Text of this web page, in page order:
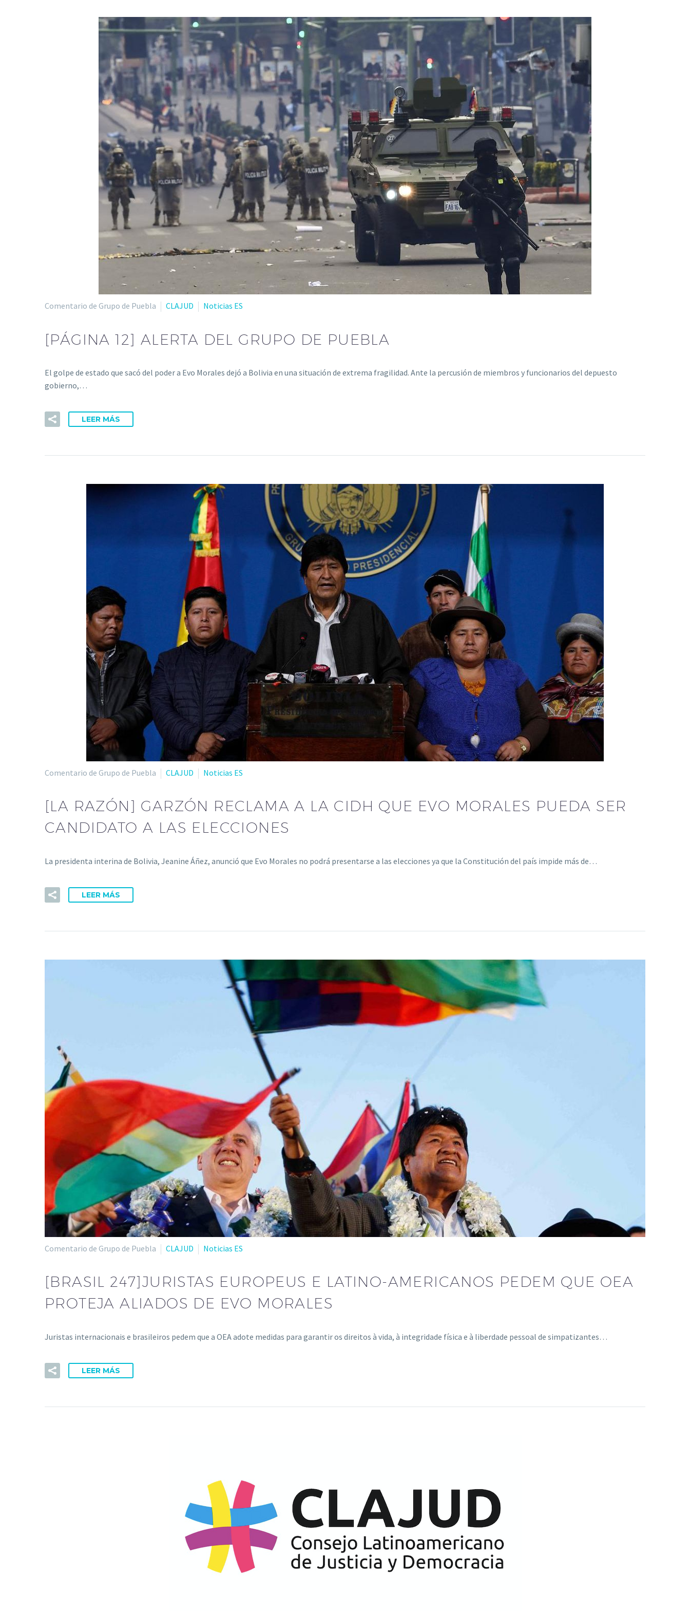
Comentario de Grupo de Puebla CLAJUD Noticias ES
[PÁGINA 12] ALERTA DEL GRUPO DE PUEBLA
El golpe de estado que sacó del poder a Evo Morales dejó a Bolivia en una situación de extrema fragilidad. Ante la percusión de miembros y funcionarios del depuesto
gobierno,…
LEER MÁS
Comentario de Grupo de Puebla CLAJUD Noticias ES
[LA RAZÓN] GARZÓN RECLAMA A LA CIDH QUE EVO MORALES PUEDA SER
CANDIDATO A LAS ELECCIONES
La presidenta interina de Bolivia, Jeanine Áñez, anunció que Evo Morales no podrá presentarse a las elecciones ya que la Constitución del país impide más de…
LEER MÁS
Comentario de Grupo de Puebla CLAJUD Noticias ES
[BRASIL 247]JURISTAS EUROPEUS E LATINO-AMERICANOS PEDEM QUE OEA
PROTEJA ALIADOS DE EVO MORALES
Juristas internacionais e brasileiros pedem que a OEA adote medidas para garantir os direitos à vida, à integridade física e à liberdade pessoal de simpatizantes…
LEER MÁS